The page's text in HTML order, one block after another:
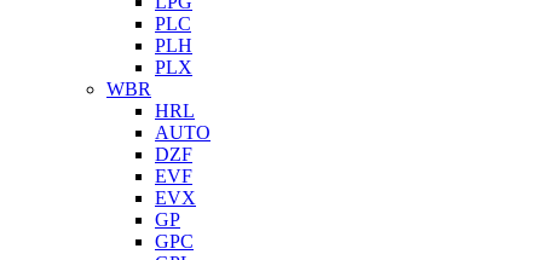
PLC
PLH
PLX
WBR
HRL
AUTO
DZF
EVF
EVX
GP
GPC